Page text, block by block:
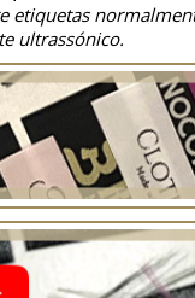
etiquetas
ultrassónico.